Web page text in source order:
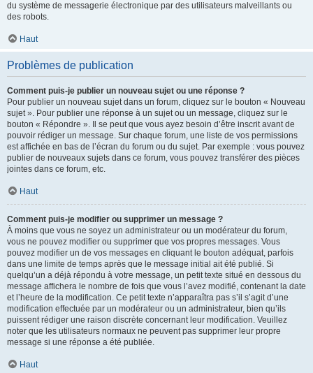
du système de messagerie électronique par des utilisateurs malveillants ou
des robots.
Haut
Problèmes de publication
Comment puis-je publier un nouveau sujet ou une réponse ?
Pour publier un nouveau sujet dans un forum, cliquez sur le bouton « Nouveau
sujet ». Pour publier une réponse à un sujet ou un message, cliquez sur le
bouton « Répondre ». Il se peut que vous ayez besoin d’être inscrit avant de
pouvoir rédiger un message. Sur chaque forum, une liste de vos permissions
est affichée en bas de l’écran du forum ou du sujet. Par exemple : vous pouvez
publier de nouveaux sujets dans ce forum, vous pouvez transférer des pièces
jointes dans ce forum, etc.
Haut
Comment puis-je modifier ou supprimer un message ?
À moins que vous ne soyez un administrateur ou un modérateur du forum,
vous ne pouvez modifier ou supprimer que vos propres messages. Vous
pouvez modifier un de vos messages en cliquant le bouton adéquat, parfois
dans une limite de temps après que le message initial ait été publié. Si
quelqu’un a déjà répondu à votre message, un petit texte situé en dessous du
message affichera le nombre de fois que vous l’avez modifié, contenant la date
et l’heure de la modification. Ce petit texte n’apparaîtra pas s’il s’agit d’une
modification effectuée par un modérateur ou un administrateur, bien qu’ils
puissent rédiger une raison discrète concernant leur modification. Veuillez
noter que les utilisateurs normaux ne peuvent pas supprimer leur propre
message si une réponse a été publiée.
Haut